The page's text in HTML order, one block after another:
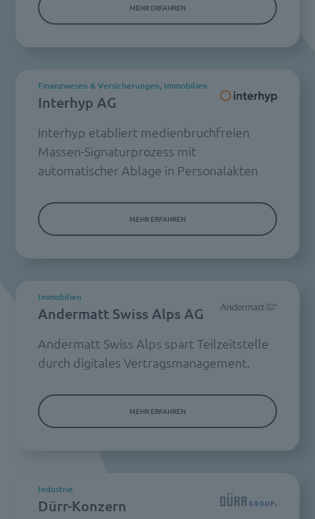
MEHR ERFAHREN
Interhyp AG
Finanzwesen & Versicherungen, Immobilien
Interhyp etabliert medienbruchfreien
Massen-Signaturprozess mit
automatischer Ablage in Personalakten
MEHR ERFAHREN
Andermatt Swiss Alps AG
Immobilien
Andermatt Swiss Alps spart Teilzeitstelle
durch digitales Vertragsmanagement.
MEHR ERFAHREN
Dürr-Konzern
Industrie